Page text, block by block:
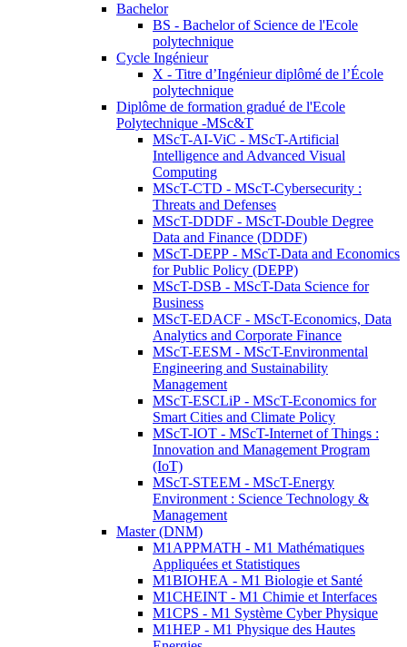
Bachelor
BS - Bachelor of Science de l'Ecole
polytechnique
Cycle Ingénieur
X - Titre d’Ingénieur diplômé de l’École
polytechnique
Diplôme de formation gradué de l'Ecole
Polytechnique -MSc&T
MScT-AI-ViC - MScT-Artificial
Intelligence and Advanced Visual
Computing
MScT-CTD - MScT-Cybersecurity :
Threats and Defenses
MScT-DDDF - MScT-Double Degree
Data and Finance (DDDF)
MScT-DEPP - MScT-Data and Economics
for Public Policy (DEPP)
MScT-DSB - MScT-Data Science for
Business
MScT-EDACF - MScT-Economics, Data
Analytics and Corporate Finance
MScT-EESM - MScT-Environmental
Engineering and Sustainability
Management
MScT-ESCLiP - MScT-Economics for
Smart Cities and Climate Policy
MScT-IOT - MScT-Internet of Things :
Innovation and Management Program
(IoT)
MScT-STEEM - MScT-Energy
Environment : Science Technology &
Management
Master (DNM)
M1APPMATH - M1 Mathématiques
Appliquées et Statistiques
M1BIOHEA - M1 Biologie et Santé
M1CHEINT - M1 Chimie et Interfaces
M1CPS - M1 Système Cyber Physique
M1HEP - M1 Physique des Hautes